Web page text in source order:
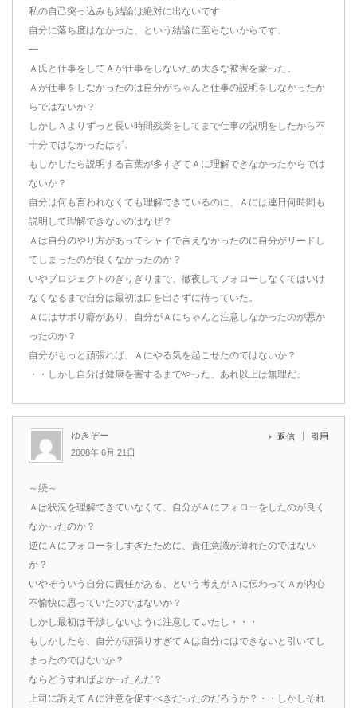
私の自己突っ込みも結論は絶対に出ないです
自分に落ち度はなかった、という結論に至らないからです。
—
Ａ氏と仕事をしてＡが仕事をしないため大きな被害を蒙った。
Ａが仕事をしなかったのは自分がちゃんと仕事の説明をしなかったか
らではないか？
しかしＡよりずっと長い時間残業をしてまで仕事の説明をしたから不
十分ではなかったはず。
もしかしたら説明する言葉が多すぎてＡに理解できなかったからでは
ないか？
自分は何も言われなくても理解できているのに、Ａには連日何時間も
説明して理解できないのはなぜ？
Ａは自分のやり方があってシャイで言えなかったのに自分がリードし
てしまったのが良くなかったのか？
いやプロジェクトのぎりぎりまで、徹夜してフォローしなくてはいけ
なくなるまで自分は最初は口を出さずに待っていた。
Ａにはサボり癖があり、自分がＡにちゃんと注意しなかったのが悪か
ったのか？
自分がもっと頑張れば、Ａにやる気を起こせたのではないか？
・・しかし自分は健康を害するまでやった。あれ以上は無理だ。
ゆきぞー
2008年 6月 21日
返信 引用
～続～
Ａは状況を理解できていなくて、自分がＡにフォローをしたのが良く
なかったのか？
逆にＡにフォローをしすぎたために、責任意識が薄れたのではない
か？
いやそういう自分に責任がある、という考えがＡに伝わってＡが内心
不愉快に思っていたのではないか？
しかし最初は干渉しないように注意していたし・・・
もしかしたら、自分が頑張りすぎてＡは自分にはできないと引いてし
まったのではないか？
ならどうすればよかったんだ？
上司に訴えてＡに注意を促すべきだったのだろうか？・・しかしそれ